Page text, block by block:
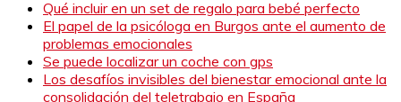
Qué incluir en un set de regalo para bebé perfecto
El papel de la psicóloga en Burgos ante el aumento de
problemas emocionales
Se puede localizar un coche con gps
Los desafíos invisibles del bienestar emocional ante la
consolidación del teletrabajo en España